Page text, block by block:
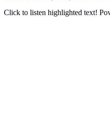
Click to listen highlighted text!